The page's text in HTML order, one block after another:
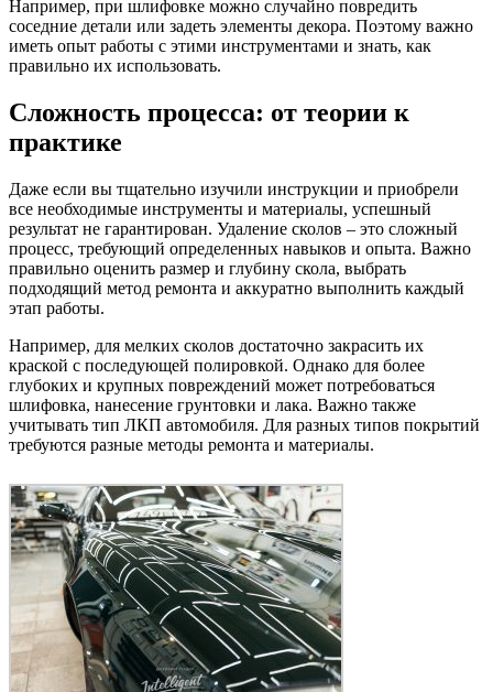
Например, при шлифовке можно случайно повредить
соседние детали или задеть элементы декора. Поэтому важно
иметь опыт работы с этими инструментами и знать, как
правильно их использовать.
Сложность процесса: от теории к
практике
Даже если вы тщательно изучили инструкции и приобрели
все необходимые инструменты и материалы, успешный
результат не гарантирован. Удаление сколов – это сложный
процесс, требующий определенных навыков и опыта. Важно
правильно оценить размер и глубину скола, выбрать
подходящий метод ремонта и аккуратно выполнить каждый
этап работы.
Например, для мелких сколов достаточно закрасить их
краской с последующей полировкой. Однако для более
глубоких и крупных повреждений может потребоваться
шлифовка, нанесение грунтовки и лака. Важно также
учитывать тип ЛКП автомобиля. Для разных типов покрытий
требуются разные методы ремонта и материалы.